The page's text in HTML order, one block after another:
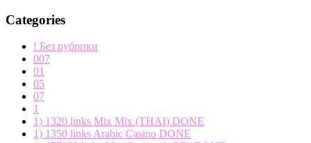
Categories
! Без рубрики
007
01
05
07
1
1) 1320 links Mix Mix (THAI) DONE
1) 1350 links Arabic Casino DONE